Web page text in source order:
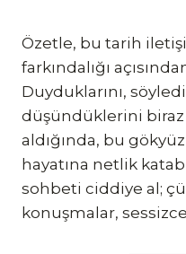
Özetle, bu tarih
farkındalığı
Duyduklarını,
düşündüklerini
aldığında, bu
hayatına netlik
sohbeti ciddiye al;
konuşmalar,